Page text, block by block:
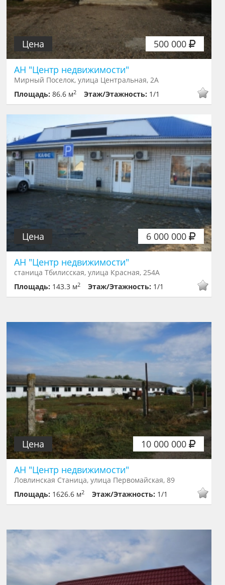
500 000
Цена
АН "Центр недвижимости"
Мирный Поселок, улица Центральная, 2А
Площадь:86.6 м2 Этаж/Этажность: 1/1
6 000 000
Цена
АН "Центр недвижимости"
станица Тбилисская, улица Красная, 254А
Площадь: 143.3 м2 Этаж/Этажность: 1/1
10 000 000
Цена
АН "Центр недвижимости"
Ловлинская Станица, улица Первомайская, 89
Площадь: 1626.6 м2 Этаж/Этажность: 1/1